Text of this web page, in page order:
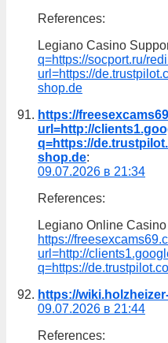
References:
Legiano Casino
q=https://socport.ru/
url=https://
shop.de
https://
url=http://
q=https://
shop.de:
09.07.2026 в 21:34
References:
Legiano Online Casino
https://
url=http://
q=https://
https://
09.07.2026 в 21:44
References: